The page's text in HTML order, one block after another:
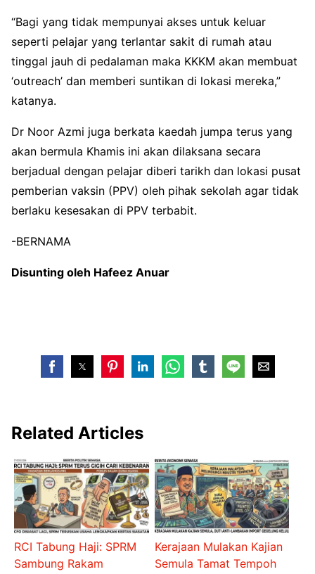
“Bagi yang tidak mempunyai akses untuk keluar
seperti pelajar yang terlantar sakit di rumah atau
tinggal jauh di pedalaman maka KKKM akan membuat
‘outreach’ dan memberi suntikan di lokasi mereka,”
katanya.
Dr Noor Azmi juga berkata kaedah jumpa terus yang
akan bermula Khamis ini akan dilaksana secara
berjadual dengan pelajar diberi tarikh dan lokasi pusat
pemberian vaksin (PPV) oleh pihak sekolah agar tidak
berlaku kesesakan di PPV terbabit.
-BERNAMA
Disunting oleh Hafeez Anuar
Related Articles
RCI Tabung Haji: SPRM
Sambung Rakam
Kerajaan Mulakan Kajian
Semula Tamat Tempoh